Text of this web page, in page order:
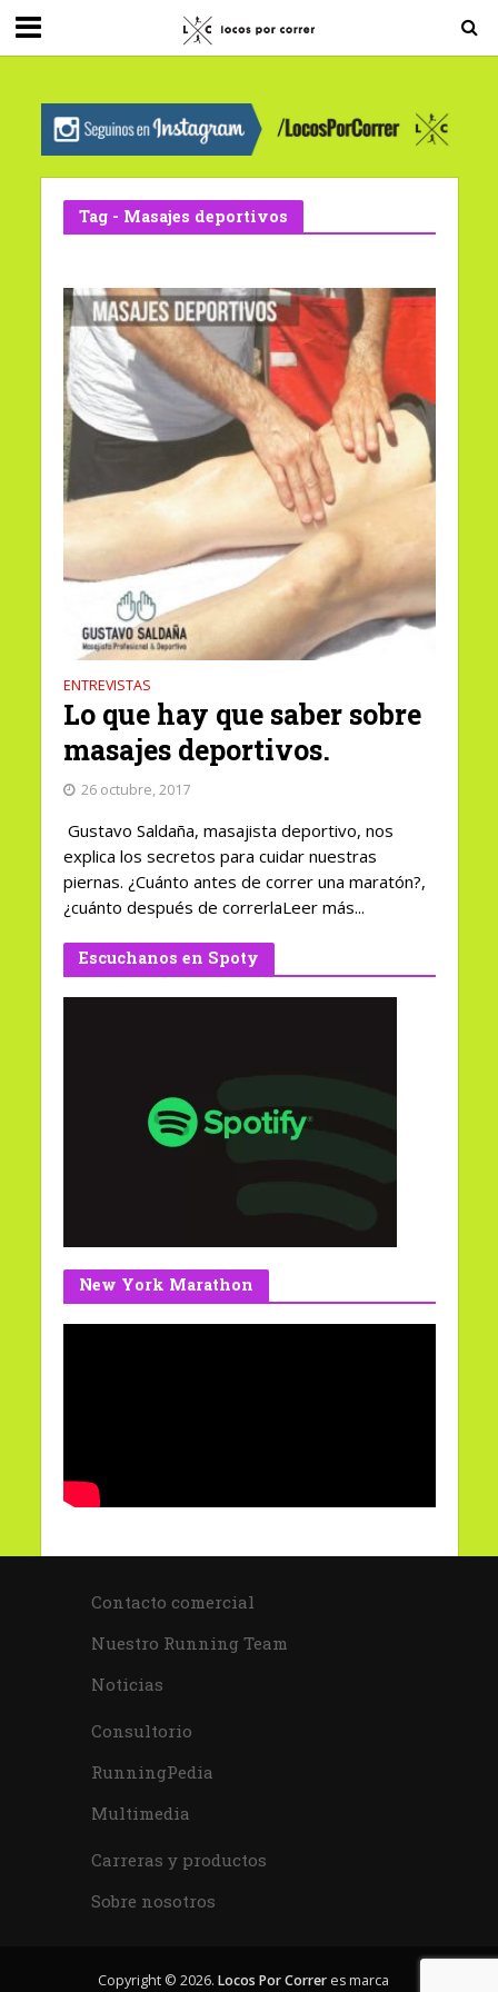
G-0X2PD3RFLV
Tag - Masajes deportivos
ENTREVISTAS
Lo que hay que saber sobre
masajes deportivos.
26 octubre, 2017
Gustavo Saldaña, masajista deportivo, nos
explica los secretos para cuidar nuestras
piernas. ¿Cuánto antes de correr una maratón?,
¿cuánto después de correrlaLeer más...
Escuchanos en Spoty
New York Marathon
Contacto comercial
Nuestro Running Team
Noticias
Consultorio
RunningPedia
Multimedia
Carreras y productos
Sobre nosotros
Copyright © 2026. Locos Por Correr es marca